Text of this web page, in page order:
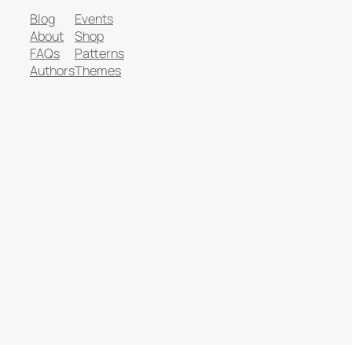
Blog
About
FAQs
Authors
Events
Shop
Patterns
Themes